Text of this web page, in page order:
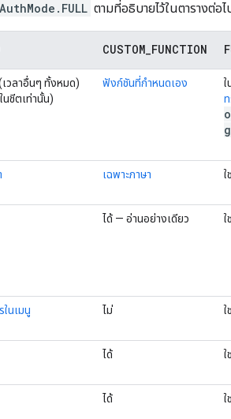
AuthMode.FULL ตามที่อธิบายไว้ในตารางต่อ
CUSTOM FUNCTION
เวลาอื่นๆ ทั้งหมด)
นชีตเท่านั้น)
ฟังก์ชันที่กำหนดเอง
เฉพาะภาษา ใ
ได้ — อ่านอย่างเดียว ใ
ในเมนู ไม่ ใ
ได้ ใ
ได้ ใ